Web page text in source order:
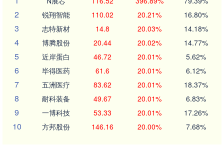
2 锐翔智能 110.02 20.21% 16.80%
3 志特新材 14.8 20.03% 14.18%
4 博腾股份 20.44 20.02% 14.77%
5 近岸蛋白 46.72 20.01% 5.62%
6 毕得医药 61.6 20.01% 6.12%
7 五洲医疗 83.62 20.01% 18.37%
8 耐科装备 49.67 20.01% 6.83%
9 一博科技 53.33 20.01% 17.26%
10 方邦股份 146.16 20.00% 7.68%